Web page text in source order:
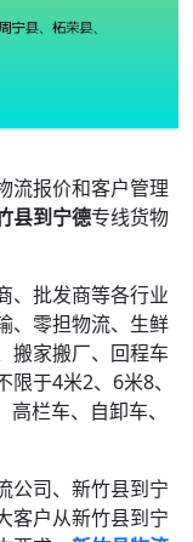
流报价和客户管理
县到宁德专线货物
、批发商等各行业
、零担物流、生鲜
搬家搬厂、回程车
于4米2、6米8、
栏车、自卸车、
公司、新竹县到宁
客户从新竹县到宁